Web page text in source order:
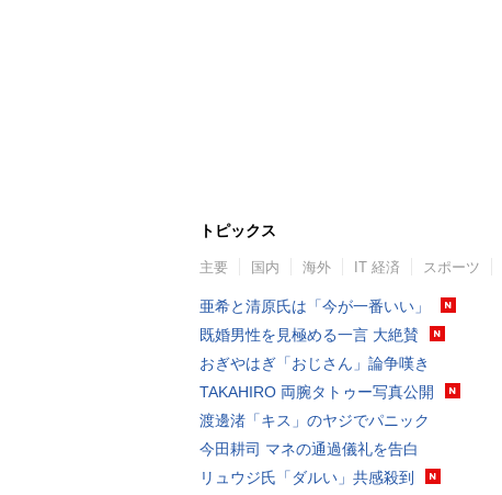
トピックス
主要 国内 海外 IT 経済 スポーツ
亜希と清原氏は「今が一番いい」
既婚男性を見極める一言 大絶賛
おぎやはぎ「おじさん」論争嘆き
TAKAHIRO 両腕タトゥー写真公開
渡邊渚「キス」のヤジでパニック
今田耕司 マネの通過儀礼を告白
リュウジ氏「ダルい」共感殺到